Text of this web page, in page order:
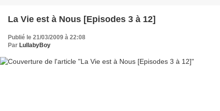
La Vie est à Nous [Episodes 3 à 12]
Publié le 21/03/2009 à 22:08
Par LullabyBoy